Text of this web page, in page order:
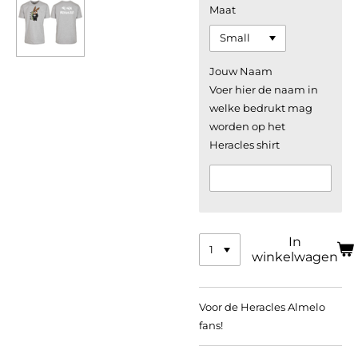
Maat
Jouw Naam
Voer hier de naam in
welke bedrukt mag
worden op het
Heracles shirt
In
winkelwagen
Voor de Heracles Almelo
fans!